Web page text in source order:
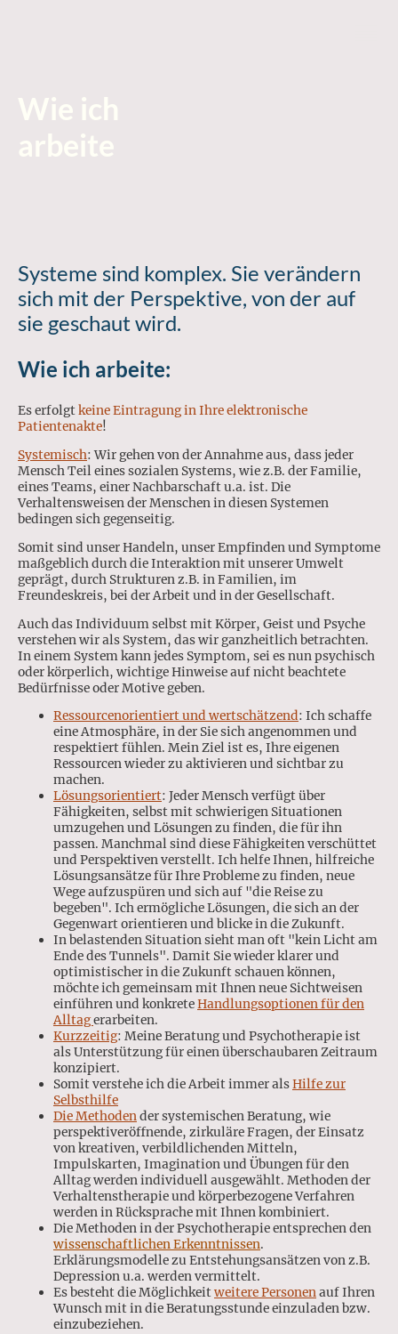
Wie ich
arbeite
Systeme sind komplex. Sie verändern
sich mit der Perspektive, von der auf
sie geschaut wird.
Wie ich arbeite:
Es erfolgtkeine Eintragung in Ihre elektronische
Patientenakte!
Systemisch: Wir gehen von der Annahme aus, dass jeder
Mensch Teil eines sozialen Systems, wie z.B. der Familie,
eines Teams, einer Nachbarschaft u.a. ist. Die
Verhaltensweisen der Menschen in diesen Systemen
bedingen sich gegenseitig.
Somit sind unser Handeln, unser Empfinden und Symptome
maßgeblich durch die Interaktion mit unserer Umwelt
geprägt, durch Strukturen z.B. in Familien, im
Freundeskreis, bei der Arbeit und in der Gesellschaft.
Auch das Individuum selbst mit Körper, Geist und Psyche
verstehen wir als System, das wir ganzheitlich betrachten.
In einem System kann jedes Symptom, sei es nun psychisch
oder körperlich, wichtige Hinweise auf nicht beachtete
Bedürfnisse oder Motive geben.
Ressourcenorientiert und wertschätzend: Ich schaffe
eine Atmosphäre, in der Sie sich angenommen und
respektiert fühlen. Mein Ziel ist es, Ihre eigenen
Ressourcen wieder zu aktivieren und sichtbar zu
machen.
Lösungsorientiert: Jeder Mensch verfügt über
Fähigkeiten, selbst mit schwierigen Situationen
umzugehen und Lösungen zu finden, die für ihn
passen. Manchmal sind diese Fähigkeiten verschüttet
und Perspektiven verstellt. Ich helfe Ihnen, hilfreiche
Lösungsansätze für Ihre Probleme zu finden, neue
Wege aufzuspüren und sich auf "die Reise zu
begeben". Ich ermögliche Lösungen, die sich an der
Gegenwart orientieren und blicke in die Zukunft.
In belastenden Situation sieht man oft "kein Licht am
Ende des Tunnels". Damit Sie wieder klarer und
optimistischer in die Zukunft schauen können,
möchte ich gemeinsam mit Ihnen neue Sichtweisen
einführen und konkreteHandlungsoptionen für den
Alltagerarbeiten.
Kurzzeitig: Meine Beratung und Psychotherapie ist
als Unterstützung für einen überschaubaren Zeitraum
konzipiert.
Somit verstehe ich die Arbeit immer alsHilfe zur
Selbsthilfe
Die Methodender systemischen Beratung, wie
perspektiveröffnende, zirkuläre Fragen, der Einsatz
von kreativen, verbildlichenden Mitteln,
Impulskarten, Imagination und Übungen für den
Alltag werden individuell ausgewählt. Methoden der
Verhaltenstherapie und körperbezogene Verfahren
werden in Rücksprache mit Ihnen kombiniert.
Die Methoden in der Psychotherapie entsprechen den
wissenschaftlichen Erkenntnissen.
Erklärungsmodelle zu Entstehungsansätzen von z.B.
Depression u.a. werden vermittelt.
Es besteht die Möglichkeitweitere Personenauf Ihren
Wunsch mit in die Beratungsstunde einzuladen bzw.
einzubeziehen.